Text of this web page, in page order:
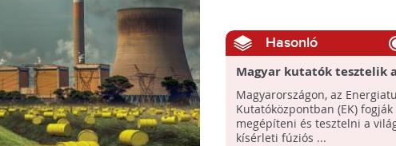
Hasonló
Magyar kutatók tesztelik
első kísérleti fúziós
biztonsági berendezését!
Magyarországon, az
Kutatóközpontban (EK) fogják
megépíteni és tesztelni a
kísérleti fúziós ...